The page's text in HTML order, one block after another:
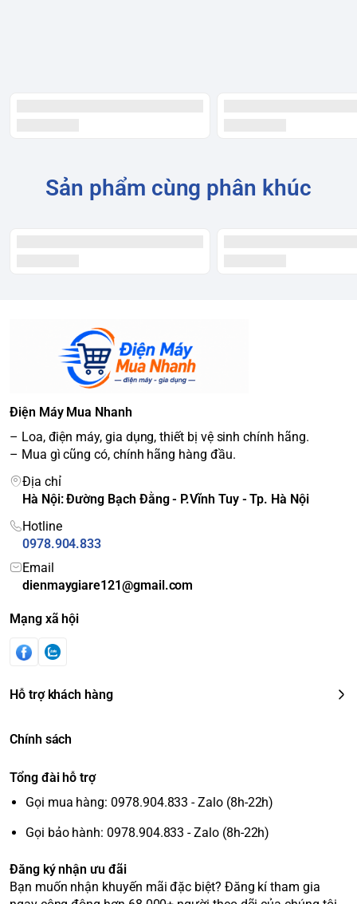
Sản phẩm cùng phân khúc
Điện Máy Mua Nhanh
– Loa, điện máy, gia dụng, thiết bị vệ sinh chính hãng.
– Mua gì cũng có, chính hãng hàng đầu.
Địa chỉ
Hà Nội: Đường Bạch Đằng - P.Vĩnh Tuy - Tp. Hà Nội
Hotline
0978.904.833
Email
dienmaygiare121@gmail.com
Mạng xã hội
Hỗ trợ khách hàng
Chính sách
Tổng đài hỗ trợ
Gọi mua hàng: 0978.904.833 - Zalo (8h-22h)
Gọi bảo hành: 0978.904.833 - Zalo (8h-22h)
Đăng ký nhận ưu đãi
Bạn muốn nhận khuyến mãi đặc biệt? Đăng kí tham gia